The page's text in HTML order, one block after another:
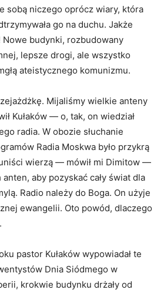
sobą niczego oprócz wiary, która
go na duchu. Jakże
Nowe budynki, rozbudowany
lepsze drogi, ale wszystko
ateistycznego komunizmu.
Mijaliśmy wielkie anteny
Kułaków — o, tak, on wiedział
radia. W obozie słuchanie
Radia Moskwa było przykrą
wierzą — mówił mi Dimitow —
aby pozyskać cały świat dla
Radio należy do Boga. On użyje
ewangelii. Oto powód, dlaczego
pastor Kułaków wypowiadał te
Dnia Siódmego w
krokwie budynku drżały od